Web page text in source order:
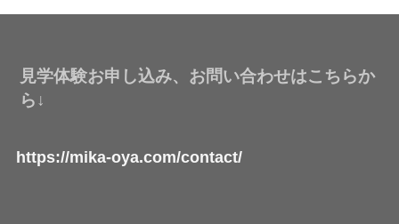
見学体験お申し込み、お問い合わせはこちらか
ら↓
https://mika-oya.com/contact/